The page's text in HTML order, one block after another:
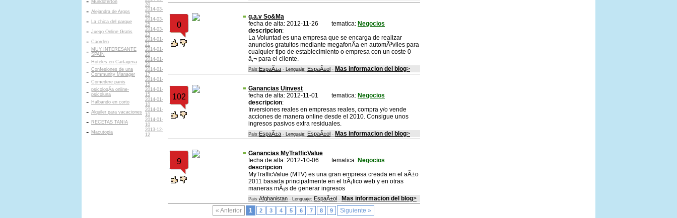
Mundoferton
30
- Alejandra de Argos
2014-03-
25
- La chica del parque
2014-03-
25
- Juego Online Gratis
2014-03-
23
- Caorden
2014-01-
21
- MUY INTERESANTE
SPAIN
2014-01-
20
- Hoteles en Cartagena
2014-01-
20
- Confesiones de una
Community Manager
2014-01-
17
- Comedere panis
2014-01-
15
- psicologÃ­a online-
psicoluna
2014-01-
15
- Halbando en corto
2014-01-
10
- Alquiler para vacaciones
2014-01-
10
- RECETAS TANIA
2014-01-
10
- Macutopia
2013-12-
12
0
g.a.v So&Ma
fecha de alta: 2012-11-26
tematica: Negocios
descripcion:
La Voluntad es una empresa que se encarga de realizar
anuncios gratuitos mediante megafonÃ­a en automÃ³viles para
cualquier tipo de establecimiento o empresa con un coste 0
â‚¬ para el cliente.
Pais: EspaÃ±a - Lenguaje: EspaÃ±ol - Mas informacion del blog>
102
Ganancias Uinvest
fecha de alta: 2012-11-01
tematica: Negocios
descripcion:
Inversiones reales en empresas reales, compra y/o vende
acciones de manera online desde el 2010. Consigue unos
ingresos pasivos extra residuales.
Pais: EspaÃ±a - Lenguaje: EspaÃ±ol - Mas informacion del blog>
9
Ganancias MyTrafficValue
fecha de alta: 2012-10-06
tematica: Negocios
descripcion:
MyTrafficValue (MTV) es una gran empresa creada en el aÃ±o
2011 basada principalmente en el trÃ¡fico web y en otras
maneras mÃ¡s de generar ingresos
Pais:Afghanistan - Lenguaje: EspaÃ±ol - Mas informacion del blog>
« Anterior
1 2 3 4 5 6 7 8 9 Siguiente »